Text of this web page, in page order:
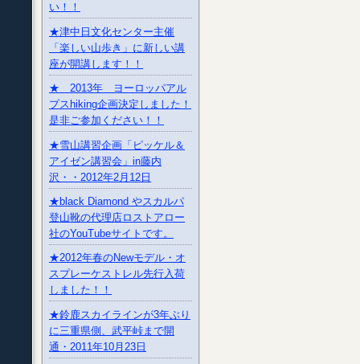
い！！
★津中日文化センター主催
「楽しい山歩き」に新しい講
座が開講します！！
★ 2013年 ヨーロッパアル
プスhiking企画決定しました！
是非ご参加ください！！
★雪山講習企画「ピッケル＆
アイゼン講習会」in藤内
沢・・2012年2月12日
★black Diamond やスカルパ
登山靴の代理店ロストアロー
社のYouTubeサイトです。
★2012年春のNewモデル・オ
スプレーケストレル先行入荷
しました！！
★鈴鹿スカイラインが3年ぶり
に三重県側、武平峠まで開
通・2011年10月23日